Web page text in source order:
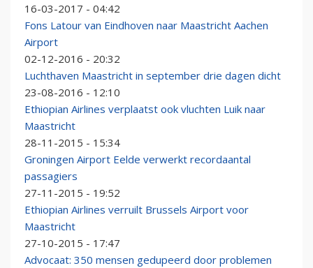
16-03-2017 - 04:42
Fons Latour van Eindhoven naar Maastricht Aachen
Airport
02-12-2016 - 20:32
Luchthaven Maastricht in september drie dagen dicht
23-08-2016 - 12:10
Ethiopian Airlines verplaatst ook vluchten Luik naar
Maastricht
28-11-2015 - 15:34
Groningen Airport Eelde verwerkt recordaantal
passagiers
27-11-2015 - 19:52
Ethiopian Airlines verruilt Brussels Airport voor
Maastricht
27-10-2015 - 17:47
Advocaat: 350 mensen gedupeerd door problemen